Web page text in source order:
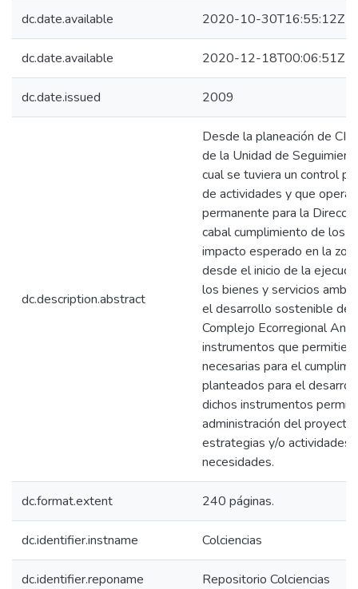
dc.date.available 2020-10-30T16:55:12Z
dc.date.available 2020-12-18T00:06:51Z
dc.date.issued 2009
dc.description.abstract
Desde la planeación de
de la Unidad de
cual se tuviera un control
de actividades y que
permanente para la
cabal cumplimiento de los
impacto esperado en la
desde el inicio de la
los bienes y servicios
el desarrollo sostenible de
Complejo Ecorregional
instrumentos que
necesarias para el
planteados para el
dichos instrumentos
administración del
estrategias y/o actividades
necesidades.
dc.format.extent 240 páginas.
dc.identifier.instname Colciencias
dc.identifier.reponame Repositorio Colciencias